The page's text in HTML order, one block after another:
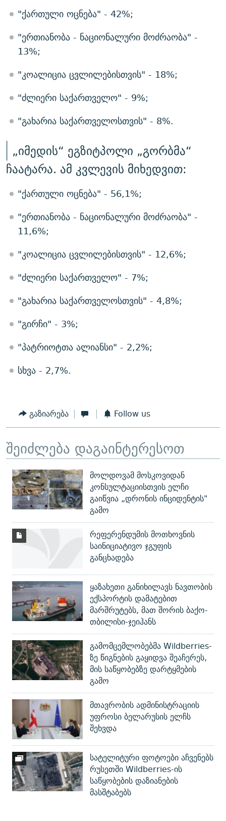
"ქართული ოცნება" - 42%;
"ერთიანობა - ნაციონალური მოძრაობა" -
13%;
"კოალიცია ცვლილებისთვის" - 18%;
"ძლიერი საქართველო" - 9%;
"გახარია საქართველოსთვის" - 8%.
„იმედის“ ეგზიტპოლი „გორბმა“
ჩაატარა. ამ კვლევის მიხედვით:
"ქართული ოცნება" - 56,1%;
"ერთიანობა - ნაციონალური მოძრაობა" -
11,6%;
"კოალიცია ცვლილებისთვის" - 12,6%;
"ძლიერი საქართველო" - 7%;
"გახარია საქართველოსთვის" - 4,8%;
"გირჩი" - 3%;
"პატრიოტთა ალიანსი" - 2,2%;
სხვა - 2,7%.
გაზიარება Follow us
შეიძლება დაგაინტერესოთ
მოლდოვამ მოსკოვიდან
კონსულტაციისთვის ელჩი
გაიწვია „დრონის ინციდენტის"
გამო
რეფერენდუმის მოთხოვნის
საინიციატივო ჯგუფის
განცხადება
ყაზახეთი განიხილავს ნავთობის
ექსპორტის დამატებით
მარშრუტებს, მათ შორის ბაქო-
თბილისი-ჯეიჰანს
გამომცემლობებმა Wildberries-
ზე წიგნების გაყიდვა შეაჩერეს,
მის საწყობებზე დარტყმების
გამო
მთავრობის ადმინისტრაციის
უფროსი ბელარუსის ელჩს
შეხვდა
სატელიტური ფოტოები აჩვენებს
რუსეთში Wildberries-ის
საწყობების დაზიანების
მასშტაბებს